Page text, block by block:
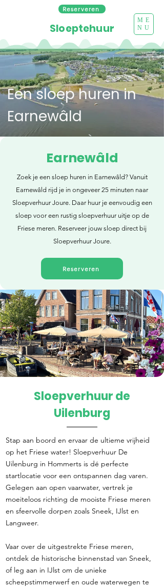
Reserveren
ME
NU
Sloeptehuur
Een sloep huren in
Earnewâld
Earnewâld
Zoek je een sloep huren in Earnewâld? Vanuit
Earnewâld rijd je in ongeveer 25 minuten naar
Sloepverhuur Joure. Daar huur je eenvoudig een
sloep voor een rustig sloepverhuur uitje op de
Friese meren. Reserveer jouw sloep direct bij
Sloepverhuur Joure.
Reserveren
Direct reserveren
Sloepverhuur de
Uilenburg
Stap aan boord en ervaar de ultieme vrijheid
op het Friese water! Sloepverhuur De
Uilenburg in Hommerts is dé perfecte
startlocatie voor een ontspannen dag varen.
Gelegen aan open vaarwater, vertrek je
moeiteloos richting de mooiste Friese meren
en sfeervolle dorpen zoals Sneek, IJlst en
Langweer.
Vaar over de uitgestrekte Friese meren,
ontdek de historische binnenstad van Sneek,
of leg aan in IJlst om de unieke
scheepstimmerwerf en oude waterwegen te